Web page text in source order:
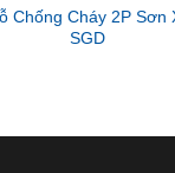
Chống Cháy 2P Sơn
SGD